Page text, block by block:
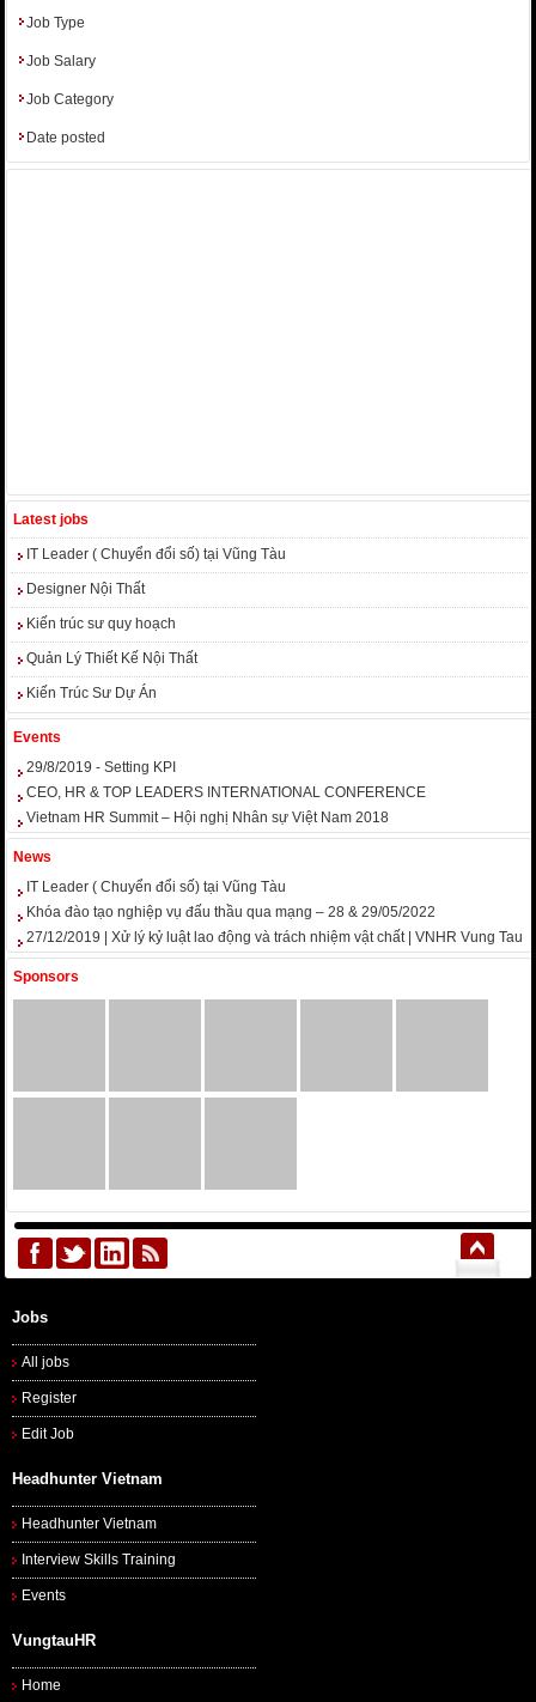
Job Type
Job Salary
Job Category
Date posted
Latest jobs
IT Leader ( Chuyển đổi số) tại Vũng Tàu
Designer Nội Thất
Kiến trúc sư quy hoạch
Quản Lý Thiết Kế Nội Thất
Kiến Trúc Sư Dự Án
Events
29/8/2019 - Setting KPI
CEO, HR & TOP LEADERS INTERNATIONAL CONFERENCE
Vietnam HR Summit – Hội nghị Nhân sự Việt Nam 2018
News
IT Leader ( Chuyển đổi số) tại Vũng Tàu
Khóa đào tạo nghiệp vụ đấu thầu qua mạng – 28 & 29/05/2022
27/12/2019 | Xử lý kỷ luật lao động và trách nhiệm vật chất | VNHR Vung Tau
Sponsors
Jobs
All jobs
Register
Edit Job
Headhunter Vietnam
Headhunter Vietnam
Interview Skills Training
Events
VungtauHR
Home